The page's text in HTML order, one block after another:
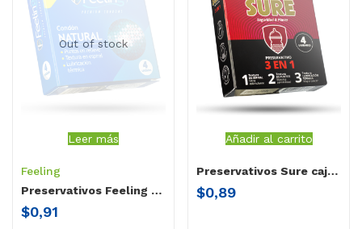
Out of stock
Leer más
Feeling
Preservativos Feeling Natural
$0,91
Añadir al carrito
Preservativos Sure caja x 4 unidades
$0,89